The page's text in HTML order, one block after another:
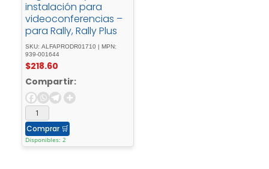
instalación para
videoconferencias –
para Rally, Rally Plus
SKU: ALFAPRODR01710 | MPN:
939-001644
$218.60
Compartir:
Comprar 🛒
Disponibles: 2